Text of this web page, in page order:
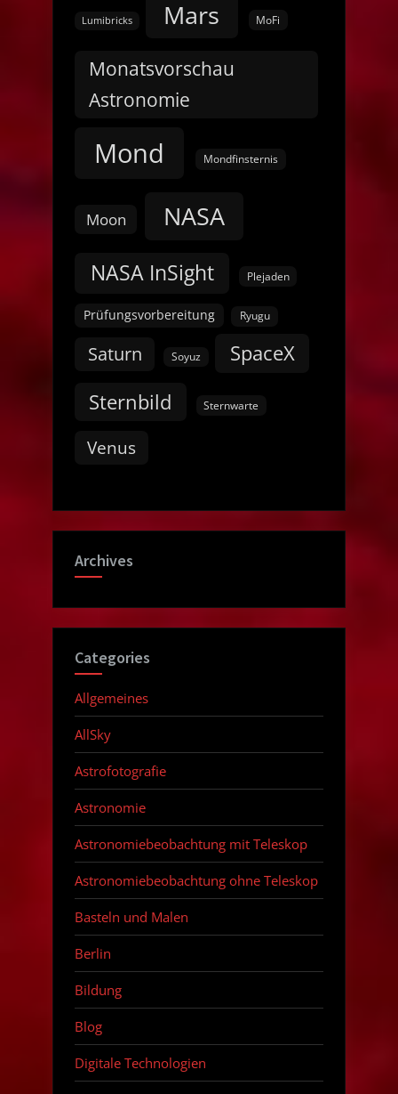
Lumibricks Mars MoFi
Monatsvorschau
Astronomie
Mond Mondfinsternis
Moon NASA
NASA InSight Plejaden
Prüfungsvorbereitung Ryugu
Saturn Soyuz
SpaceX
Sternbild
Sternwarte
Venus
Archives
Categories
Allgemeines
AllSky
Astrofotografie
Astronomie
Astronomiebeobachtung mit Teleskop
Astronomiebeobachtung ohne Teleskop
Basteln und Malen
Berlin
Bildung
Blog
Digitale Technologien